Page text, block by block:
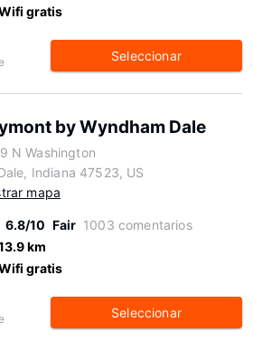
gratis
Seleccionar
by Wyndham Dale
N Washington
Indiana 47523, US
mapa
6.8/10 Fair 1003 comentarios
km
gratis
Seleccionar